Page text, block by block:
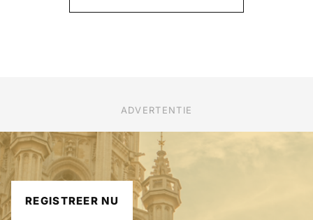
ADVERTENTIE
REGISTREER NU